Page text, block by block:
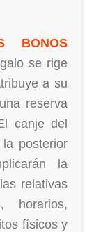
BONOS
se rige
a su
reserva
canje del
posterior
la
relativas
horarios,
físicos y